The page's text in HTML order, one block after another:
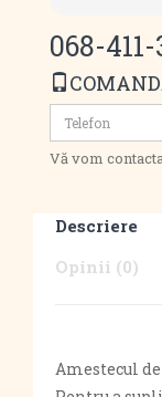
068-
Vă vom
Descriere
Opinii (0)
Amestecul